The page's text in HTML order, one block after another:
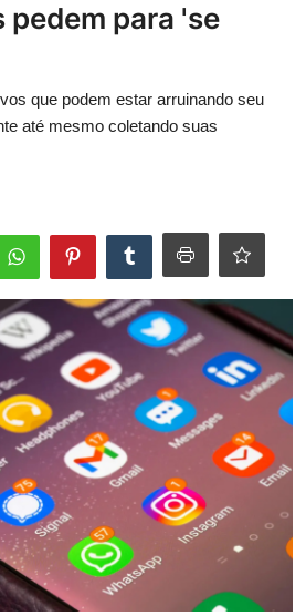
para 'se
que podem estar arruinando seu
até mesmo coletando suas